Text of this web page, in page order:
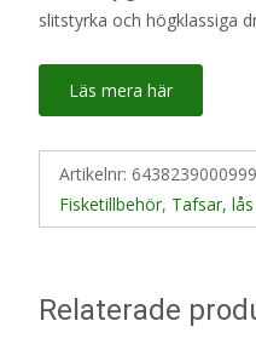
slitstyrka och högklassiga
Läs mera här
Artikelnr: 6438239000999
Fisketillbehör, Tafsar,
Relaterade